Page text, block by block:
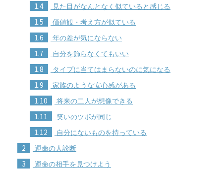
1.4 見た目がなんとなく似ていると感じる
1.5 価値観・考え方が似ている
1.6 年の差が気にならない
1.7 自分を飾らなくてもいい
1.8 タイプに当てはまらないのに気になる
1.9 家族のような安心感がある
1.10 将来の二人が想像できる
1.11 笑いのツボが同じ
1.12 自分にないものを持っている
2 運命の人診断
3 運命の相手を見つけよう